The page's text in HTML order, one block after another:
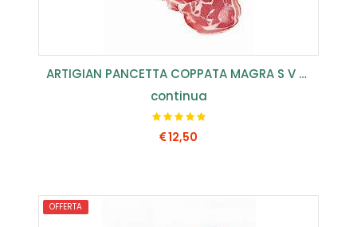
ARTIGIAN PANCETTA COPPATA MAGRA S V (CONF.1 KG) ...
continua
12,50
OFFERTA